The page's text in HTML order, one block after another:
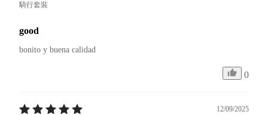
騎行套裝
good
bonito y buena calidad
0
12/09/2025